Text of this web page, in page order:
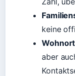
keine
Wohnort
aber